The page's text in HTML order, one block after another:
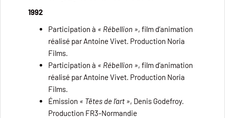
1992
Participation à « Rébellion », film d’animation
réalisé par Antoine Vivet. Production Noria
Films.
Participation à « Rébellion », film d’animation
réalisé par Antoine Vivet. Production Noria
Films.
Émission « Têtes de l’art », Denis Godefroy.
Production FR3-Normandie